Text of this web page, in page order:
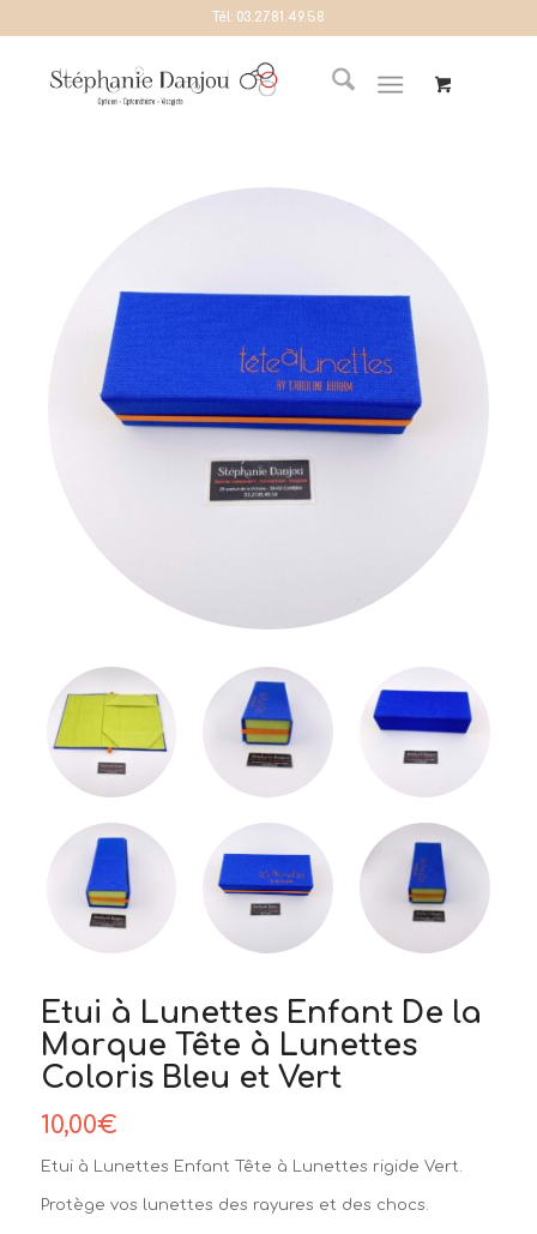
Tél: 03.27.81.49.58
Etui à Lunettes Enfant De la
Marque Tête à Lunettes
Coloris Bleu et Vert
10,00€
Etui à Lunettes Enfant Tête à Lunettes rigide Vert.
Protège vos lunettes des rayures et des chocs.